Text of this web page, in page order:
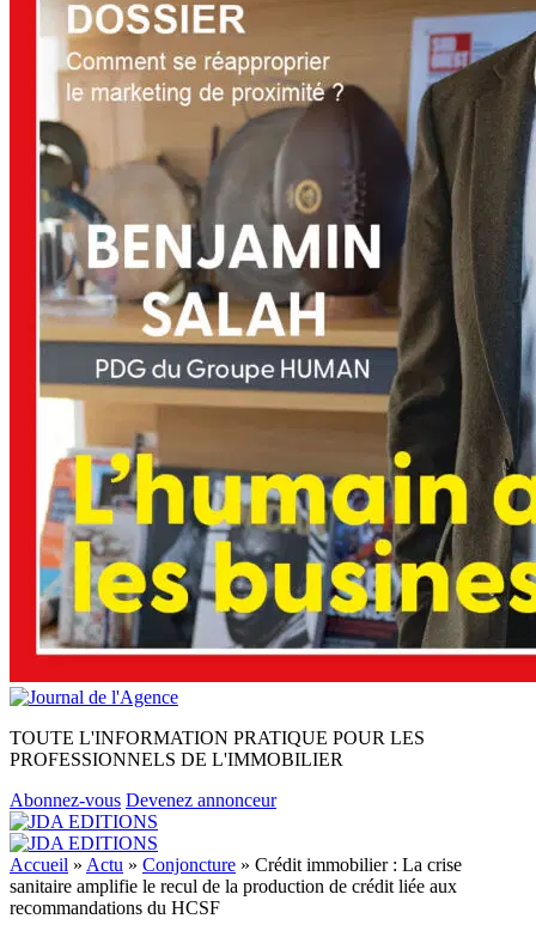
TOUTE L'INFORMATION PRATIQUE POUR LES
PROFESSIONNELS DE L'IMMOBILIER
Abonnez-vous Devenez annonceur
Accueil » Actu » Conjoncture » Crédit immobilier : La crise
sanitaire amplifie le recul de la production de crédit liée aux
recommandations du HCSF